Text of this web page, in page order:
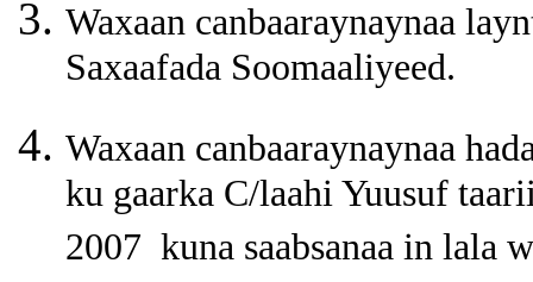
Waxaan canbaaraynaynaa
Saxaafada Soomaaliyeed.
Waxaan canbaaraynaynaa
ku gaarka C/laahi Yuusuf
2007 kuna saabsanaa in lala